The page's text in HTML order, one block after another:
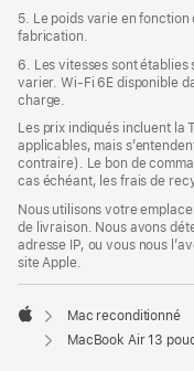
5. Le poids varie en
fabrication.
6. Les vitesses sont établies
varier. Wi-Fi 6E disponible
charge.
Les prix indiqués incluent la
applicables, mais
contraire). Le bon de
cas échéant, les frais de
Nous utilisons votre
de livraison. Nous avons
adresse IP, ou vous nous
site Apple.
Apple
Mac reconditionné
MacBook Air 13 pouces